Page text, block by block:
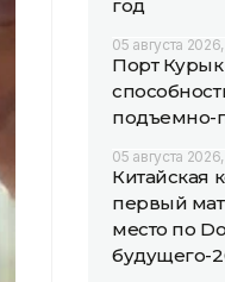
год
05 августа
Порт
подъемно-
05 августа
Китайская
первый
место по
будущего-